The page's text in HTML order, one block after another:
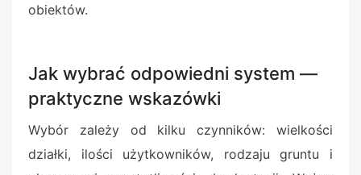
obiektów.
Jak wybrać odpowiedni system —
praktyczne wskazówki
Wybór zależy od kilku czynników: wielkości
działki, ilości użytkowników, rodzaju gruntu i